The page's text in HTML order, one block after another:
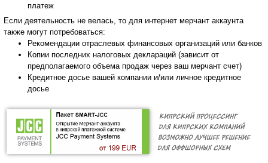
платеж
Если деятельность не велась, то для интернет мерчант аккаунта
также могут потребоваться:
Рекомендации отраслевых финансовых организаций или банков
Копии последних налоговых деклараций (зависит от
предполагаемого объема продаж через ваш мерчант счет)
Кредитное досье вашей компании и/или личное кредитное
досье